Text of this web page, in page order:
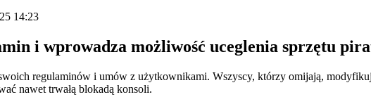
14:23
i wprowadza możliwość uceglenia sprzętu
regulaminów i umów z użytkownikami. Wszyscy, którzy omijają,
nawet trwałą blokadą konsoli.